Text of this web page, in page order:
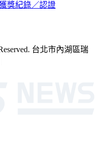
獎紀錄／認證
台北市內湖區瑞